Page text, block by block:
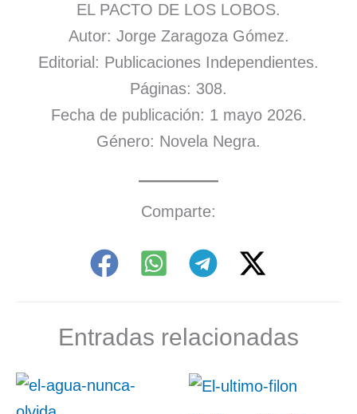
EL PACTO DE LOS LOBOS.
Autor: Jorge Zaragoza Gómez.
Editorial: Publicaciones Independientes.
Páginas: 308.
Fecha de publicación: 1 mayo 2026.
Género: Novela Negra.
Comparte:
Entradas relacionadas